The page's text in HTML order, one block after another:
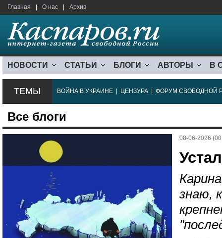
Главная О нас Архив
НОВОСТИ СТАТЬИ БЛОГИ АВТОРЫ В
ТЕМЫ ВОЙНА В УКРАИНЕ ЦЕНЗУРА ФОРУМ СВОБОДНОЙ
Все блоги
08-06-2026
знаю,